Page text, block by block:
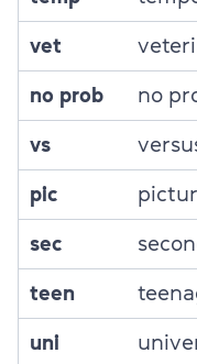
vet
no prob no
vs
pic
sec
teen
uni